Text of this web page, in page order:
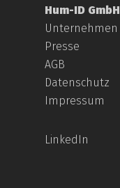
Hum-ID GmbH
Unternehmen
Presse
AGB
Datenschutz
Impressum
LinkedIn